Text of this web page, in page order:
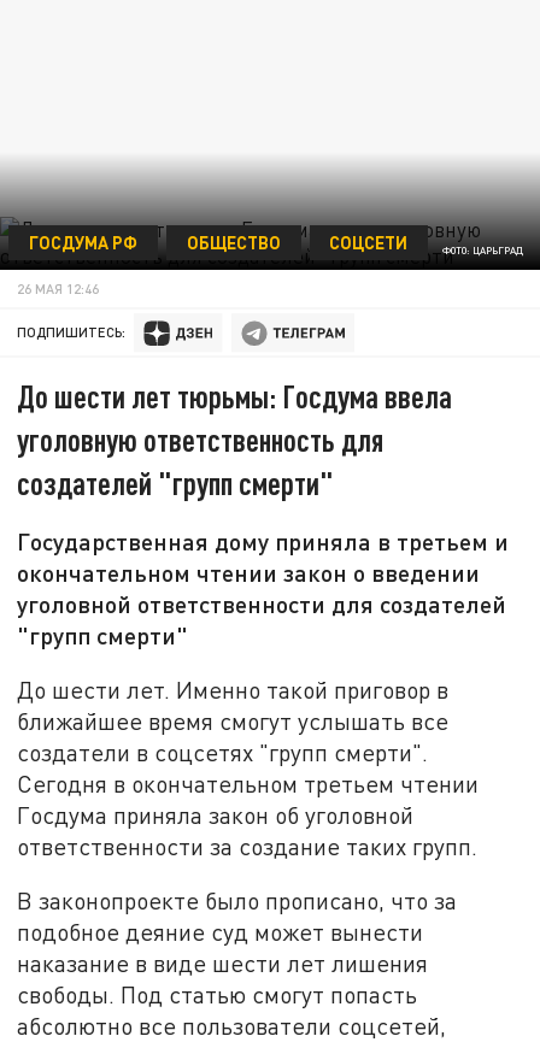
ФОТО: ЦАРЬГРАД
ГОСДУМА РФ ОБЩЕСТВО СОЦСЕТИ
26 МАЯ 12:46
ПОДПИШИТЕСЬ:
До шести лет тюрьмы: Госдума ввела
уголовную ответственность для
создателей "групп смерти"
Государственная дому приняла в третьем и
окончательном чтении закон о введении
уголовной ответственности для создателей
"групп смерти"
До шести лет. Именно такой приговор в
ближайшее время смогут услышать все
создатели в соцсетях "групп смерти".
Сегодня в окончательном третьем чтении
Госдума приняла закон об уголовной
ответственности за создание таких групп.
В законопроекте было прописано, что за
подобное деяние суд может вынести
наказание в виде шести лет лишения
свободы. Под статью смогут попасть
абсолютно все пользователи соцсетей,